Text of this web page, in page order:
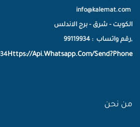
info@kalemat.com
الكويت - شرق - برج الاندلس
,رقم واتساب : 99119934
Https://Api.Whatsapp.Com/Send?Phone
من نحن